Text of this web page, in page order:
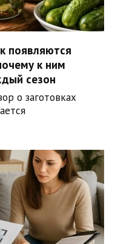
появляются
к ним
сезон
о заготовках